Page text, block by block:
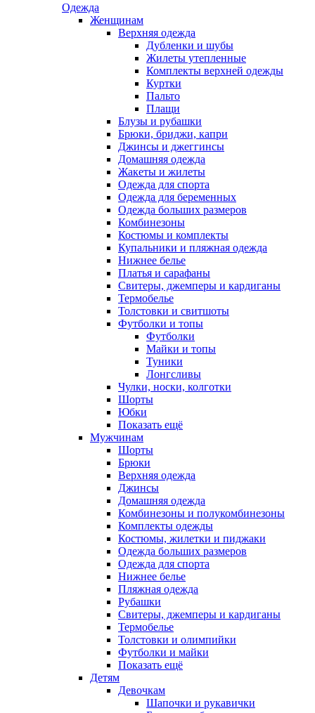
Одежда
Женщинам
Верхняя одежда
Дубленки и шубы
Жилеты утепленные
Комплекты верхней одежды
Куртки
Пальто
Плащи
Блузы и рубашки
Брюки, бриджи, капри
Джинсы и джеггинсы
Домашняя одежда
Жакеты и жилеты
Одежда для спорта
Одежда для беременных
Одежда больших размеров
Комбинезоны
Костюмы и комплекты
Купальники и пляжная одежда
Нижнее белье
Платья и сарафаны
Свитеры, джемперы и кардиганы
Термобелье
Толстовки и свитшоты
Футболки и топы
Футболки
Майки и топы
Туники
Лонгсливы
Чулки, носки, колготки
Шорты
Юбки
Показать ещё
Мужчинам
Шорты
Брюки
Верхняя одежда
Джинсы
Домашняя одежда
Комбинезоны и полукомбинезоны
Комплекты одежды
Костюмы, жилетки и пиджаки
Одежда больших размеров
Одежда для спорта
Нижнее белье
Пляжная одежда
Рубашки
Свитеры, джемперы и кардиганы
Термобелье
Толстовки и олимпийки
Футболки и майки
Показать ещё
Детям
Девочкам
Шапочки и рукавички